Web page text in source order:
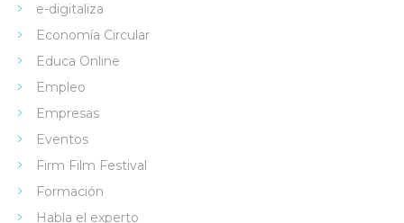
e-digitaliza
Economía Circular
Educa Online
Empleo
Empresas
Eventos
Firm Film Festival
Formación
Habla el experto